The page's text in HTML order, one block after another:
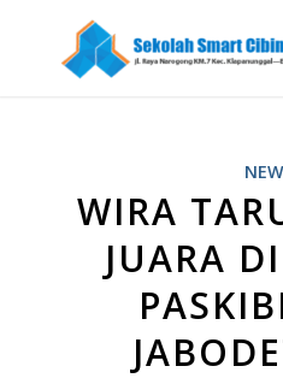
WIRA
JUARA